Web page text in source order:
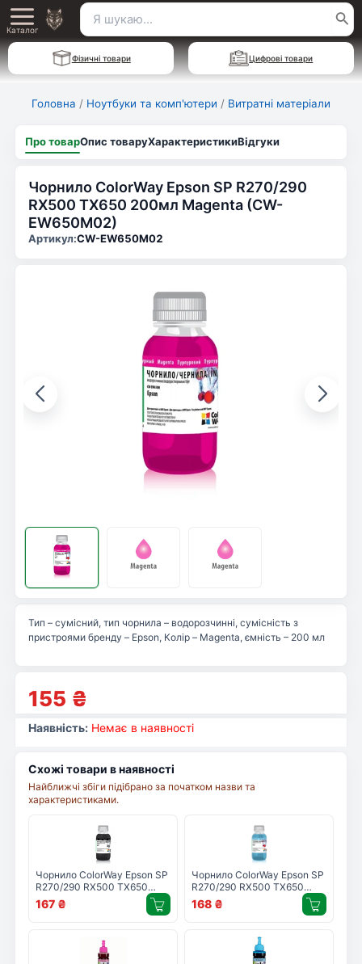
Перейти
до
вмісту
Main
Menu
Каталог
Пошук
для:
Фізичні товари Цифрові товари
Головна / Ноутбуки та комп'ютери / Витратні матеріали
Про товарОпис товаруХарактеристикиВідгуки
Чорнило ColorWay Epson SP R270/290
RX500 TX650 200мл Magenta (CW-
EW650M02)
Артикул:CW-EW650M02
155 ₴
Тип – сумісний, тип чорнила – водорозчинні, сумісність з
пристроями бренду – Epson, Колір – Magenta, ємність – 200 мл
Наявність: Немає в наявності
Схожі товари в наявності
Найближчі збіги підібрано за початком назви та
характеристиками.
Чорнило ColorWay Epson SP
R270/290 RX500 TX650
200мл Black (CW-
EW650BK02)
167 ₴
Чорнило ColorWay Epson SP
R270/290 RX500 TX650
200мл LCyan (CW-
EW650LC02)
168 ₴